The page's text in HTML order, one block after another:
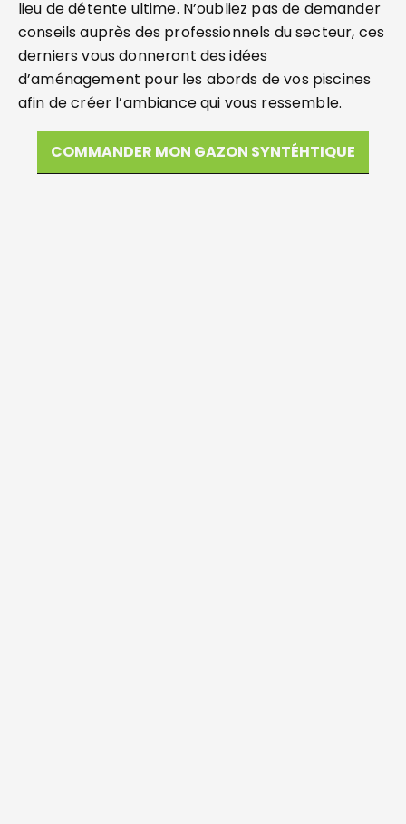
lieu de détente ultime. N’oubliez pas de demander
conseils auprès des professionnels du secteur, ces
derniers vous donneront des idées
d’aménagement pour les abords de vos piscines
afin de créer l’ambiance qui vous ressemble.
COMMANDER MON GAZON SYNTÉHTIQUE